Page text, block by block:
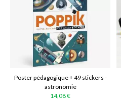
Poster pédagogique + 49 stickers -
astronomie
14,08 €